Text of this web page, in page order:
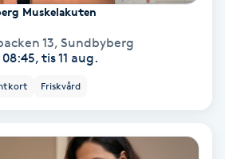
Muskelakuten
13, Sundbyberg
tis 11 aug.
Friskvård